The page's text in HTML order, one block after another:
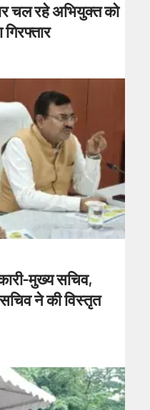
चल रहे अभियुक्त को
मुख्य सचिव,
ने की विस्तृत